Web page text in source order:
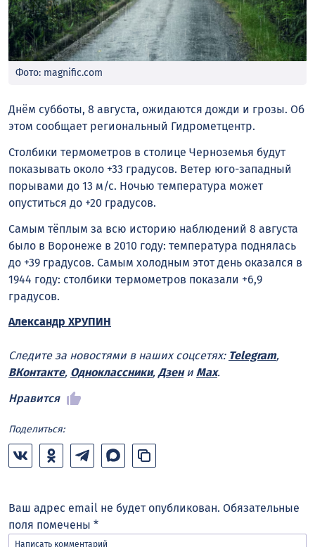
Фото: magnific.com
Днём субботы, 8 августа, ожидаются дожди и грозы. Об
этом сообщает региональный Гидрометцентр.
Столбики термометров в столице Черноземья будут
показывать около +33 градусов. Ветер юго-западный
порывами до 13 м/с. Ночью температура может
опуститься до +20 градусов.
Самым тёплым за всю историю наблюдений 8 августа
было в Воронеже в 2010 году: температура поднялась
до +39 градусов. Самым холодным этот день оказался в
1944 году: столбики термометров показали +6,9
градусов.
Александр ХРУПИН
Следите за новостями в наших соцсетях: Telegram,
ВКонтакте, Одноклассники, Дзени Max.
Нравится
Поделиться:
Ваш адрес email не будет опубликован. Обязательные
поля помечены *